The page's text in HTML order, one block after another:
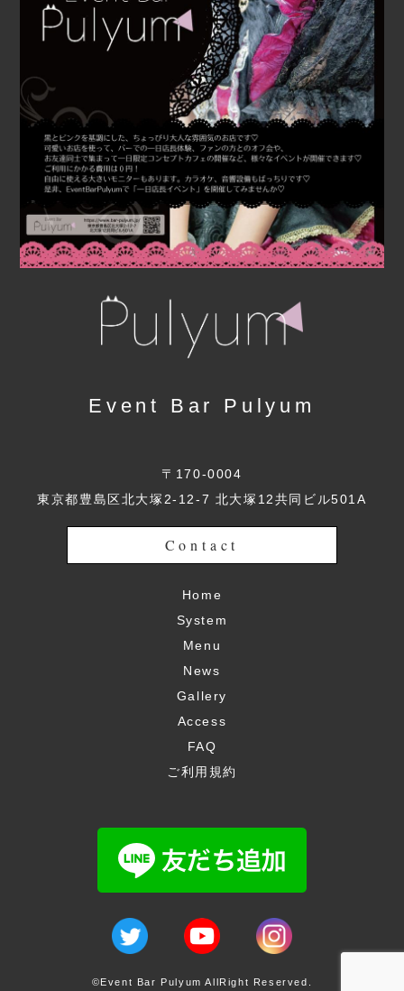
Event Bar Pulyum
〒170-0004
東京都豊島区北大塚2-12-7 北大塚12共同ビル501A
Contact
Home
System
Menu
News
Gallery
Access
FAQ
ご利用規約
©Event Bar Pulyum AllRight Reserved.